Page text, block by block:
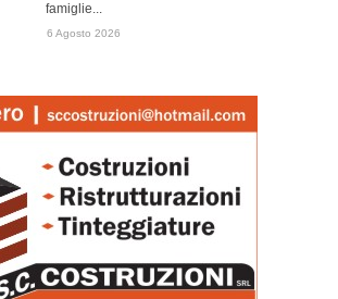
famiglie...
6 Agosto 2026